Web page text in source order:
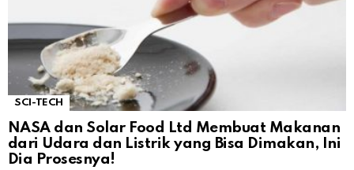
SCI-TECH
NASA dan Solar Food Ltd Membuat Makanan
dari Udara dan Listrik yang Bisa Dimakan, Ini
Dia Prosesnya!